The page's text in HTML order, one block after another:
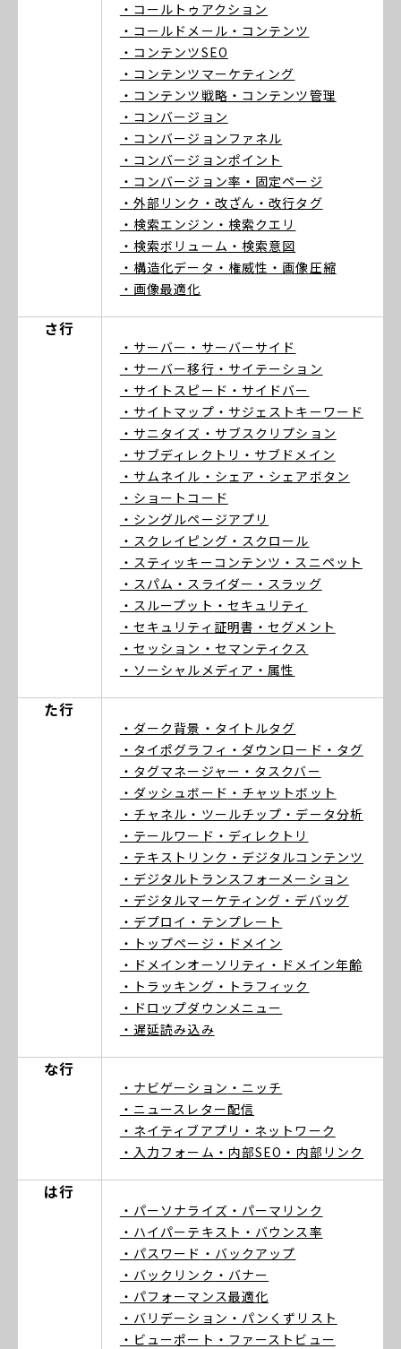
・コールトゥアクション
・コールドメール ・コンテンツ
・コンテンツSEO
・コンテンツマーケティング
・コンテンツ戦略 ・コンテンツ管理
・コンバージョン
・コンバージョンファネル
・コンバージョンポイント
・コンバージョン率 ・固定ページ
・外部リンク ・改ざん ・改行タグ
・検索エンジン ・検索クエリ
・検索ボリューム ・検索意図
・構造化データ ・権威性 ・画像圧縮
・画像最適化
さ行
・サーバー ・サーバーサイド
・サーバー移行 ・サイテーション
・サイトスピード ・サイドバー
・サイトマップ ・サジェストキーワード
・サニタイズ ・サブスクリプション
・サブディレクトリ ・サブドメイン
・サムネイル ・シェア ・シェアボタン
・ショートコード
・シングルページアプリ
・スクレイピング ・スクロール
・スティッキーコンテンツ ・スニペット
・スパム ・スライダー ・スラッグ
・スループット ・セキュリティ
・セキュリティ証明書 ・セグメント
・セッション ・セマンティクス
・ソーシャルメディア ・属性
た行
・ダーク背景 ・タイトルタグ
・タイポグラフィ ・ダウンロード ・タグ
・タグマネージャー ・タスクバー
・ダッシュボード ・チャットボット
・チャネル ・ツールチップ ・データ分析
・テールワード ・ディレクトリ
・テキストリンク ・デジタルコンテンツ
・デジタルトランスフォーメーション
・デジタルマーケティング ・デバッグ
・デプロイ ・テンプレート
・トップページ ・ドメイン
・ドメインオーソリティ ・ドメイン年齢
・トラッキング ・トラフィック
・ドロップダウンメニュー
・遅延読み込み
な行
・ナビゲーション ・ニッチ
・ニュースレター配信
・ネイティブアプリ ・ネットワーク
・入力フォーム ・内部SEO ・内部リンク
は行
・パーソナライズ ・パーマリンク
・ハイパーテキスト ・バウンス率
・パスワード ・バックアップ
・バックリンク ・バナー
・パフォーマンス最適化
・バリデーション ・パンくずリスト
・ビューポート ・ファーストビュー